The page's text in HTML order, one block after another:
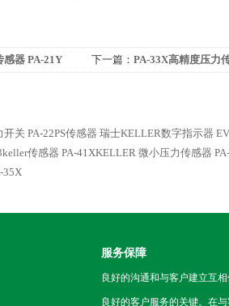
器 PA-21Y 下一篇： PA-33X高精度压力
关 PA-22PS传感器 瑞士KELLER数字指示器
传感器 PA-41XKELLER 微小压力传感器
35X
服务保障
良好的沟通和与客户建立互
良好的客户服务的关键。在